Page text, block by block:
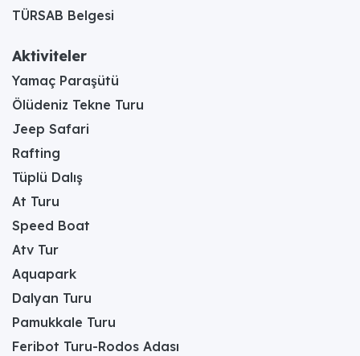
TÜRSAB Belgesi
Aktiviteler
Yamaç Paraşütü
Ölüdeniz Tekne Turu
Jeep Safari
Rafting
Tüplü Dalış
At Turu
Speed Boat
Atv Tur
Aquapark
Dalyan Turu
Pamukkale Turu
Feribot Turu-Rodos Adası